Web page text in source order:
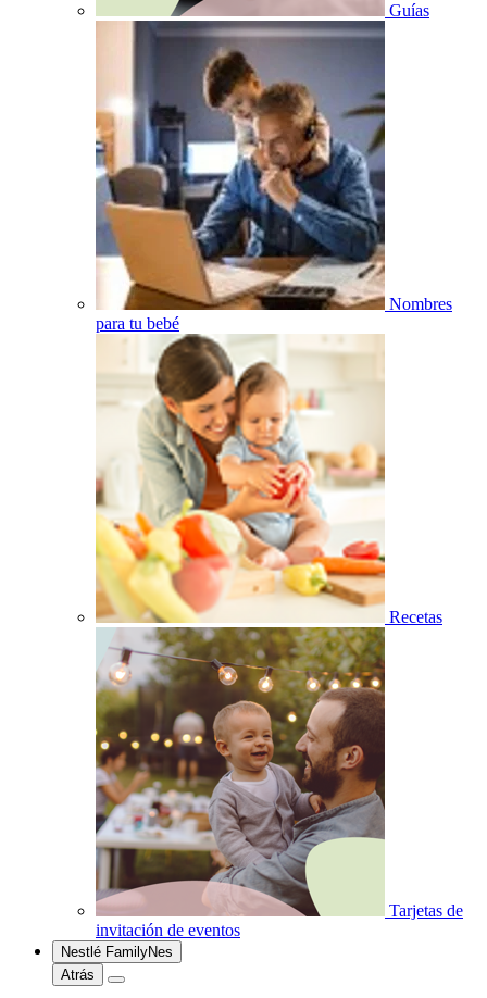
Guías
Nombres
para tu bebé
Recetas
Tarjetas de
invitación de eventos
Nestlé FamilyNes
Atrás